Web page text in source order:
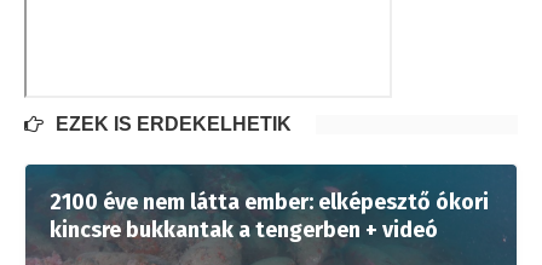
EZEK IS ÉRDEKELHETIK
2100 éve nem látta ember: elképesztő ókori
kincsre bukkantak a tengerben + videó